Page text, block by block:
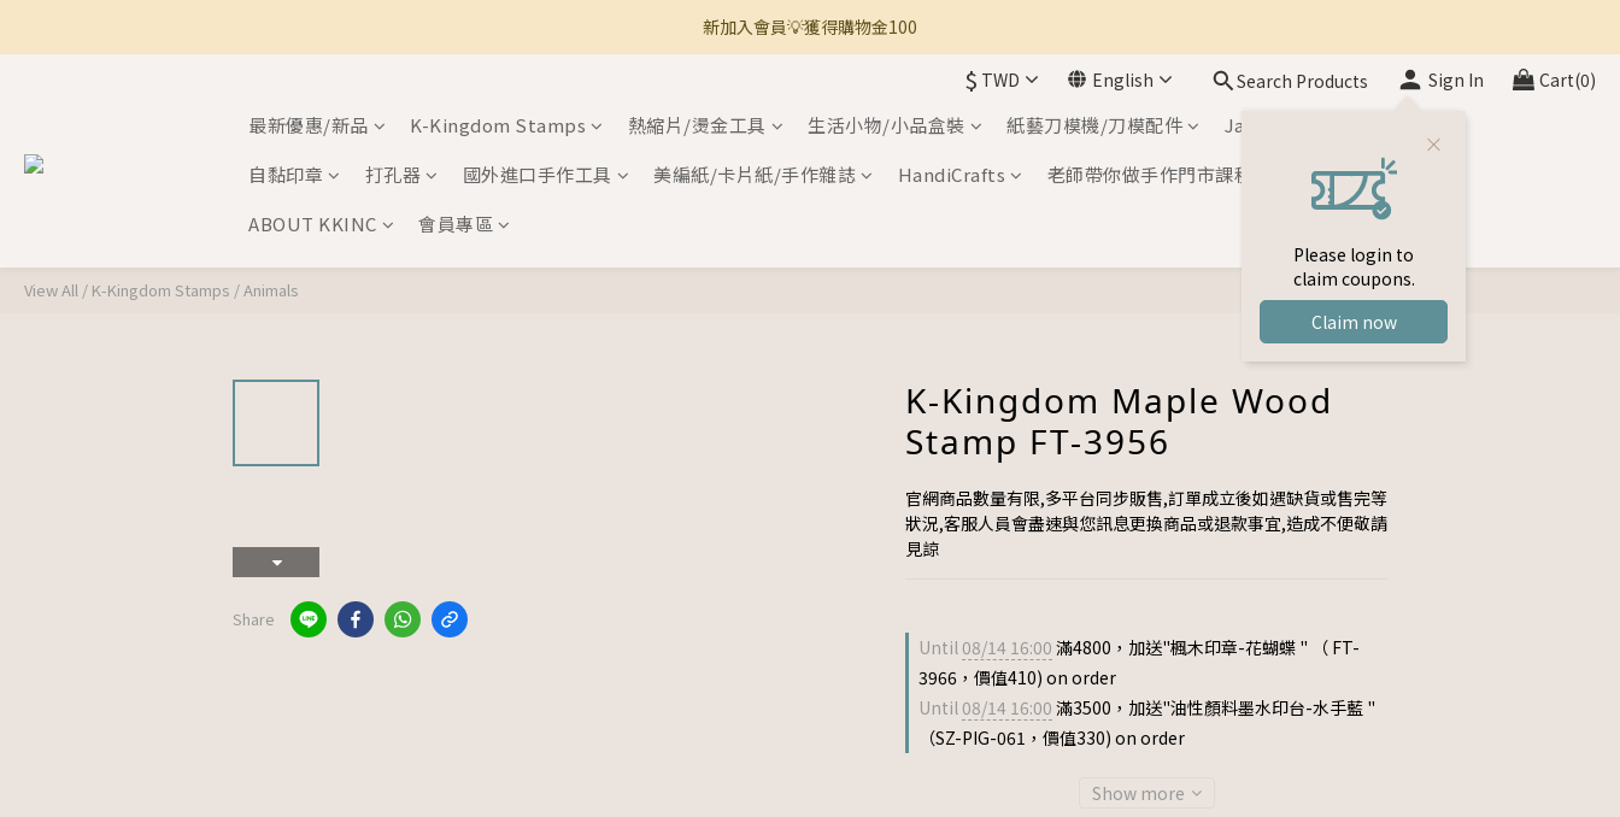
🚚 全館滿800免運 🚚
新加入會員💡獲得購物金100
$ TWD English Search Products Sign In
Please login to
claim coupons.
Claim now
Cart(0)
最新優惠/新品 K-Kingdom Stamps 熱縮片/燙金工具 生活小物/小品盒裝 紙藝刀模機/刀模配件
Japan Inks
自黏印章
打孔器 國外進口手作工具 美編紙/卡片紙/手作雜誌 HandiCrafts
老師帶你做手作門市課程
ABOUT KKINC
會員專區
View All / K-Kingdom Stamps /Animals
Share
K-Kingdom Maple Wood
Stamp FT-3956
官網商品數量有限,多平台同步販售,訂單成立後如遇缺貨或售完等
狀況,客服人員會盡速與您訊息更換商品或退款事宜,造成不便敬請
見諒
Until 08/14 16:00 滿4800，加送"楓木印章-花蝴蝶 " （ FT-
3966，價值410) on order
Until 08/14 16:00 滿3500，加送"油性顏料墨水印台-水手藍 "
（SZ-PIG-061，價值330) on order
Show more
BUY NOW